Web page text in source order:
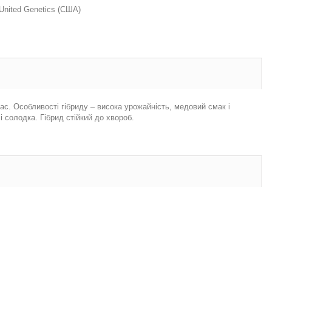
Genetics (США)
Особливості гібриду – висока урожайність, медовий смак і
Гібрид стійкий до хвороб.